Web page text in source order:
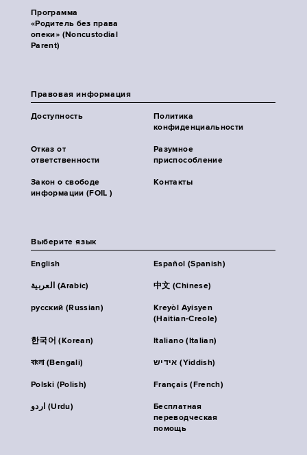
Программа
«Родитель без права
опеки» (Noncustodial
Parent)
Правовая информация
Доступность
Политика
конфиденциальности
Отказ от
ответственности
Разумное
приспособление
Закон о свободе
информации (FOIL )
Контакты
Выберите язык
English Español (Spanish)
العربية (Arabic) 中文 (Chinese)
русский (Russian)
Kreyòl Ayisyen
(Haitian-Creole)
한국어 (Korean) Italiano (Italian)
বাংলা (Bengali) אידיש (Yiddish)
Polski (Polish) Français (French)
اردو (Urdu)
Бесплатная
переводческая
помощь